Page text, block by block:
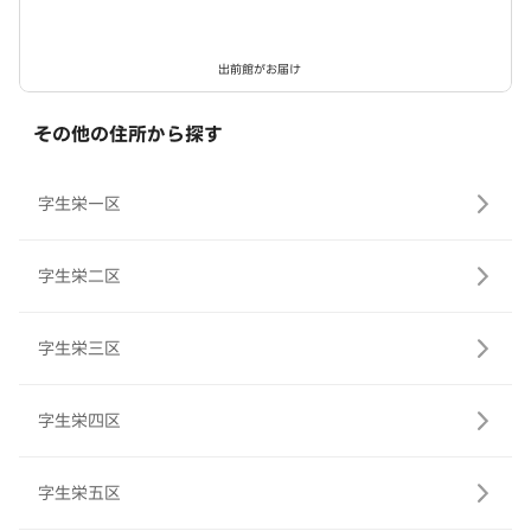
出前館がお届け
その他の住所から探す
字生栄一区
字生栄二区
字生栄三区
字生栄四区
字生栄五区